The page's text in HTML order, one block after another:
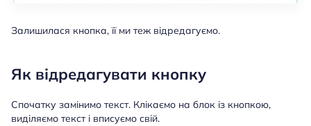
Залишилася кнопка, її ми теж відредагуємо.
Як відредагувати кнопку
Спочатку замінимо текст. Клікаємо на блок із кнопкою,
виділяємо текст і вписуємо свій.